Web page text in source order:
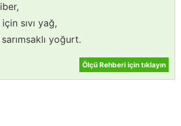
sıvı yağ,
yoğurt.
Ölçü Rehberi için tıklayın